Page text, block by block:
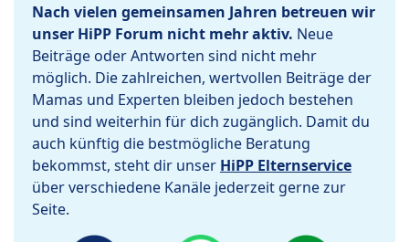
Nach vielen gemeinsamen Jahren betreuen wir
unser HiPP Forum nicht mehr aktiv. Neue
Beiträge oder Antworten sind nicht mehr
möglich. Die zahlreichen, wertvollen Beiträge der
Mamas und Experten bleiben jedoch bestehen
und sind weiterhin für dich zugänglich. Damit du
auch künftig die bestmögliche Beratung
bekommst, steht dir unser HiPP Elternservice
über verschiedene Kanäle jederzeit gerne zur
Seite.